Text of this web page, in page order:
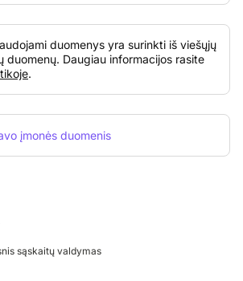
duomenys yra surinkti iš viešųjų
duomenų. Daugiau informacijos rasite
.
įmonės duomenis
sąskaitų valdymas